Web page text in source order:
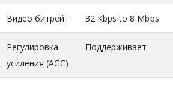
Видео битрейт 32 Kbps to 8 Mbps
Регулировка
усиления (AGC)
Поддерживает